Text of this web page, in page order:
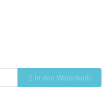
In den Warenkorb